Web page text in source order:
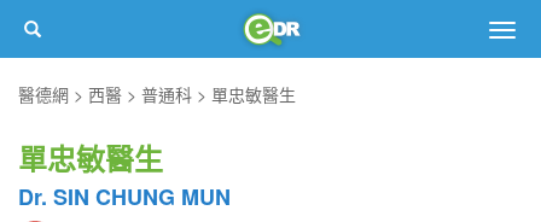
醫德網
西醫 普通科 單忠敏醫生
單忠敏醫生
Dr. SIN CHUNG MUN